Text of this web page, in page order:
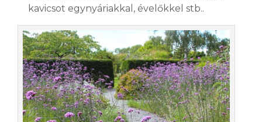
kavicsot egynyáriakkal, évelőkkel stb..